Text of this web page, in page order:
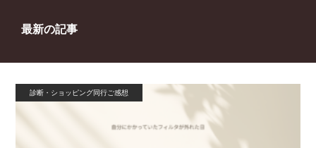
最新の記事
診断・ショッピング同行ご感想